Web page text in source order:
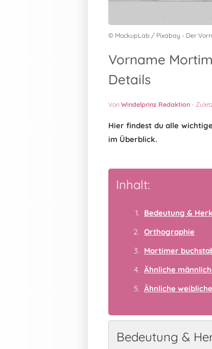
© MockupLab / Pixabay - Der
Vorname
Details
VonWindelprinz Redaktion -
Hier findest du alle
im Überblick.
Inhalt:
Bedeutung &
Orthographie
Mortimer
Ähnliche
Ähnliche
Bedeutung &